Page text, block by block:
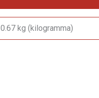
0.67 kg (kilogramma)